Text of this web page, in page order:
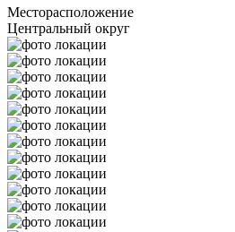
Месторасположение
Центральный округ